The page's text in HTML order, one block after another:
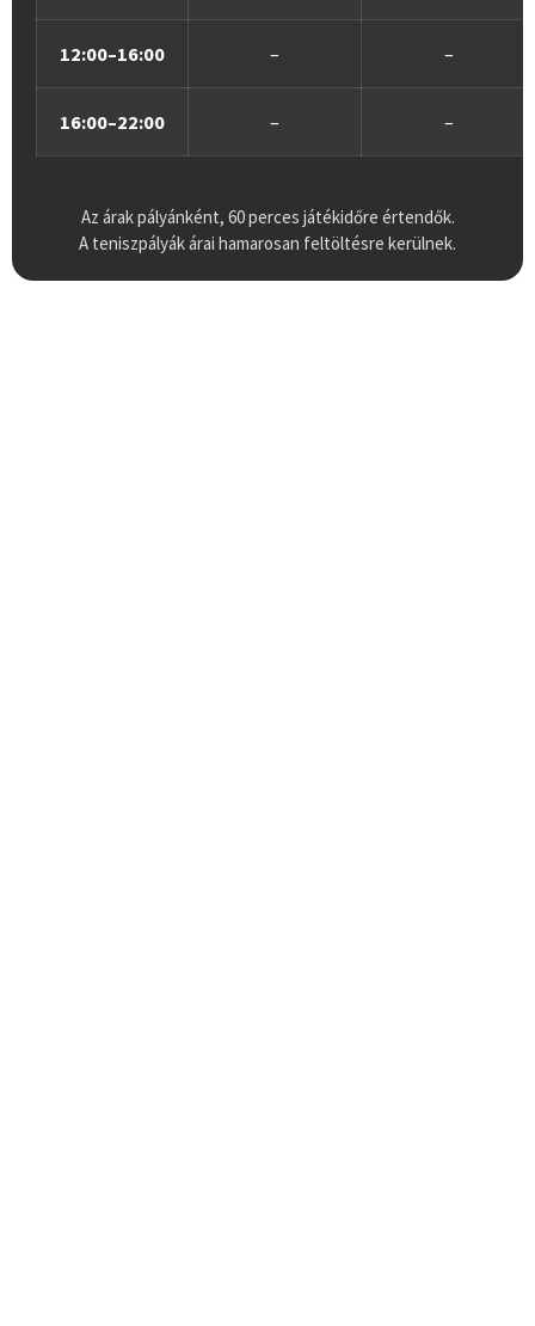
12:00–16:00 – –
16:00–22:00 – –
Az árak pályánként, 60 perces játékidőre értendők.
A teniszpályák árai hamarosan feltöltésre kerülnek.